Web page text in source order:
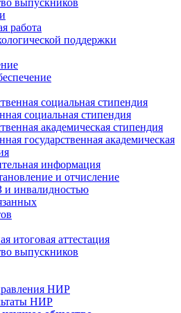
выпускников
работа
поддержки
социальная стипендия
социальная стипендия
академическая стипендия
государственная академическая
информация
и отчисление
инвалидностью
итоговая аттестация
выпускников
НИР
НИР